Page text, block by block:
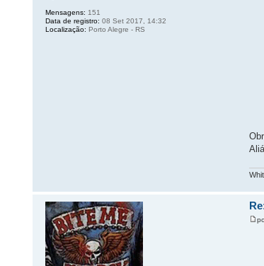
Mensagens: 151
Data de registro: 08 Set 2017, 14:32
Localização: Porto Alegre - RS